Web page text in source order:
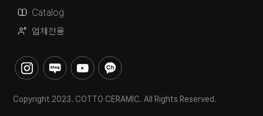
Catalog
업체전용
Copyright 2023. COTTO CERAMIC. All Rights Reserved.